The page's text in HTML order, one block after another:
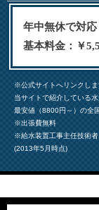
年中無休で対応
基本料金：￥
※公式サイトへリンクしま
当サイトで紹介している
最安値（8800円～）の全
※出張費無料
※給水装置工事主任技術者
(2013年5月時点)